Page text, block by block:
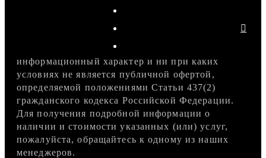
информационный характер и ни при каких
условиях не является публичной офертой,
определяемой положениями Статьи 437(2)
гражданского кодекса Российской Федерации.
Для получения подробной информации о
наличии и стоимости указанных (или) услуг,
пожалуйста, обращайтесь к одному из наших
менеджеров.